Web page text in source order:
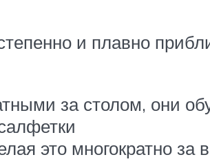
и плавно
за столом, они
это многократно